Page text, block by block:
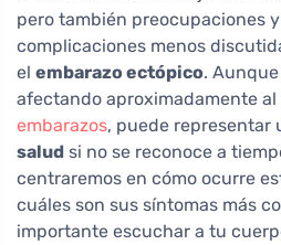
pero también preocupaciones
complicaciones menos
el embarazo ectópico.
afectando aproximadamente al
embarazos, puede representar
salud si no se reconoce a
centraremos en cómo ocurre
cuáles son sus síntomas más
importante escuchar a tu